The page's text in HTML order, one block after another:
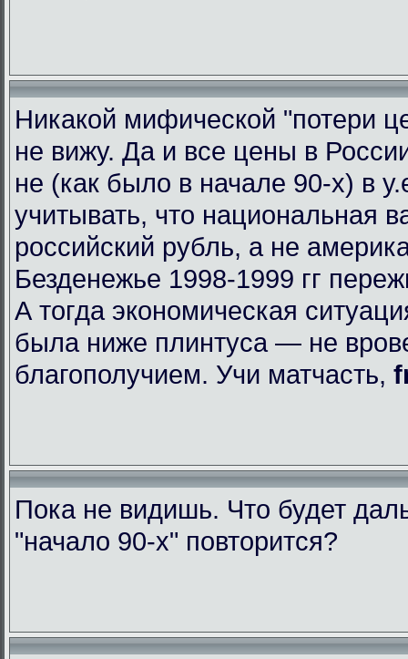
Никакой мифической "потери
не вижу. Да и все цены в
не (как было в начале 90-х) в
учитывать, что национальная
российский рубль, а не
Безденежье 1998-1999 гг
А тогда экономическая
была ниже плинтуса — не
благополучием. Учи матчасть,
Пока не видишь. Что будет
"начало 90-х" повторится?